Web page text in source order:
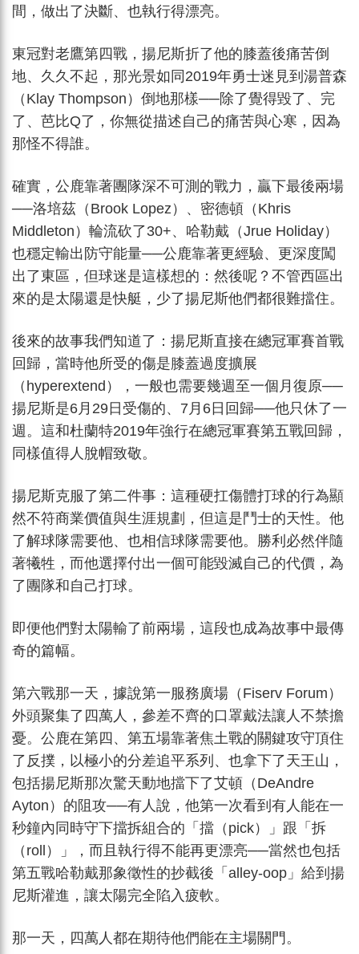
間，做出了決斷、也執行得漂亮。
東冠對老鷹第四戰，揚尼斯折了他的膝蓋後痛苦倒
地、久久不起，那光景如同2019年勇士迷見到湯普森
（Klay Thompson）倒地那樣──除了覺得毀了、完
了、芭比Q了，你無從描述自己的痛苦與心寒，因為
那怪不得誰。
確實，公鹿靠著團隊深不可測的戰力，贏下最後兩場
──洛培茲（Brook Lopez）、密德頓（Khris
Middleton）輪流砍了30+、哈勒戴（Jrue Holiday）
也穩定輸出防守能量──公鹿靠著更經驗、更深度闖
出了東區，但球迷是這樣想的：然後呢？不管西區出
來的是太陽還是快艇，少了揚尼斯他們都很難擋住。
後來的故事我們知道了：揚尼斯直接在總冠軍賽首戰
回歸，當時他所受的傷是膝蓋過度擴展
（hyperextend），一般也需要幾週至一個月復原──
揚尼斯是6月29日受傷的、7月6日回歸──他只休了一
週。這和杜蘭特2019年強行在總冠軍賽第五戰回歸，
同樣值得人脫帽致敬。
揚尼斯克服了第二件事：這種硬扛傷體打球的行為顯
然不符商業價值與生涯規劃，但這是鬥士的天性。他
了解球隊需要他、也相信球隊需要他。勝利必然伴隨
著犧牲，而他選擇付出一個可能毀滅自己的代價，為
了團隊和自己打球。
即便他們對太陽輸了前兩場，這段也成為故事中最傳
奇的篇幅。
第六戰那一天，據說第一服務廣場（Fiserv Forum）
外頭聚集了四萬人，參差不齊的口罩戴法讓人不禁擔
憂。公鹿在第四、第五場靠著焦土戰的關鍵攻守頂住
了反撲，以極小的分差追平系列、也拿下了天王山，
包括揚尼斯那次驚天動地擋下了艾頓（DeAndre
Ayton）的阻攻──有人說，他第一次看到有人能在一
秒鐘內同時守下擋拆組合的「擋（pick）」跟「拆
（roll）」，而且執行得不能再更漂亮──當然也包括
第五戰哈勒戴那象徵性的抄截後「alley-oop」給到揚
尼斯灌進，讓太陽完全陷入疲軟。
那一天，四萬人都在期待他們能在主場關門。